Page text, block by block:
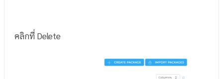
คลิกที่ Delete